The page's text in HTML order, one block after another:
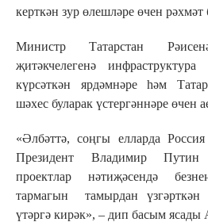
керткән зур өлешләре өчен
Министр Татарстан
җитәкчелегенә
күрсәткән ярдәмнәре һәм
шәхес буларак үстергәннәре өчен
«Әлбәттә, соңгы елларда
Президент Владимир Путин
проектлар нәтиҗәсендә
тармагын тамырдан үзгәрткән
үтәргә кирәк», – дип басым